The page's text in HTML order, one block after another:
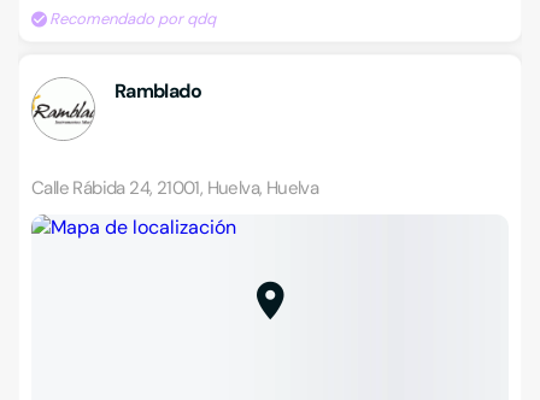
Recomendado por qdq
Ramblado
Calle Rábida 24, 21001, Huelva, Huelva